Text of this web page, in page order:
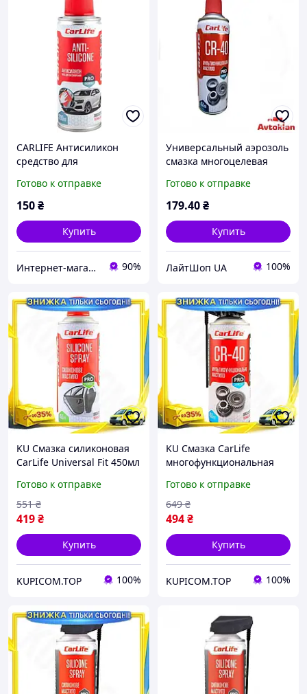
CARLIFE Антисиликон
средство для
SILICONE
Готово к отправке
150₴
Купить
Интернет-магазин 100 Микрон 90%
Универсальный аэрозоль
смазка многоцелевая
многофункциональная
450 мл CarLife CR-40
Готово к отправке
179.40₴
Купить
ЛайтШоп UA 100%
KU Смазка силиконовая
CarLife Universal Fit 450мл
замерзания дверных
замков и смаз Uni2L_K
Готово к отправке
419₴
551 ₴
Купить
KUPICOM.TOP 100%
KU Смазка CarLife
многофункциональная
механизмов и узлов
универсальное средств
Uni2L_K
Готово к отправке
494₴
649 ₴
Купить
KUPICOM.TOP 100%